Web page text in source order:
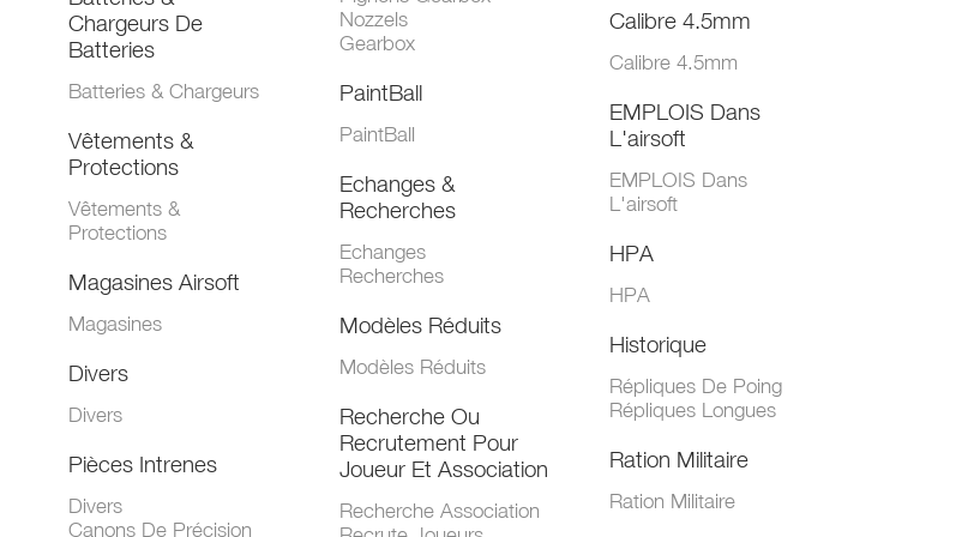
Chargeurs De
Batteries
Batteries & Chargeurs
Vêtements &
Protections
Vêtements &
Protections
Magasines Airsoft
Magasines
Divers
Divers
Pièces Intrenes
Divers
Canons De Précision
Nozzels
Gearbox
PaintBall
PaintBall
Echanges &
Recherches
Echanges
Recherches
Modèles Réduits
Modèles Réduits
Recherche Ou
Recrutement Pour
Joueur Et Association
Recherche Association
Calibre 4.5mm
Calibre 4.5mm
EMPLOIS Dans
L'airsoft
EMPLOIS Dans
L'airsoft
HPA
HPA
Historique
Répliques De Poing
Répliques Longues
Ration Militaire
Ration Militaire